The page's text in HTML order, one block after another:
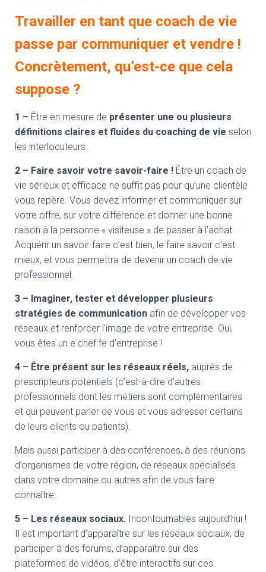
Travailler en tant que coach de vie
passe par communiquer et vendre !
Concrètement, qu’est-ce que cela
suppose ?
1 – Être en mesure de présenter une ou plusieurs
définitions claires et fluides du coaching de vie selon
les interlocuteurs.
2 – Faire savoir votre savoir-faire ! Être un coach de
vie sérieux et efficace ne suffit pas pour qu’une clientèle
vous repère. Vous devez informer et communiquer sur
votre offre, sur votre différence et donner une bonne
raison à la personne « visiteuse » de passer à l’achat.
Acquérir un savoir-faire c’est bien, le faire savoir c’est
mieux, et vous permettra de devenir un coach de vie
professionnel.
3 – Imaginer, tester et développer plusieurs
stratégies de communication afin de développer vos
réseaux et renforcer l’image de votre entreprise. Oui,
vous êtes un.e chef.fe d’entreprise !
4 – Être présent sur les réseaux réels, auprès de
prescripteurs potentiels (c’est-à-dire d’autres
professionnels dont les métiers sont complémentaires
et qui peuvent parler de vous et vous adresser certains
de leurs clients ou patients).
Mais aussi participer à des conférences, à des réunions
d’organismes de votre région, de réseaux spécialisés
dans votre domaine ou autres afin de vous faire
connaître.
5 – Les réseaux sociaux. Incontournables aujourd’hui !
Il est important d’apparaître sur les réseaux sociaux, de
participer à des forums, d’apparaître sur des
plateformes de vidéos, d’être interactifs sur ces